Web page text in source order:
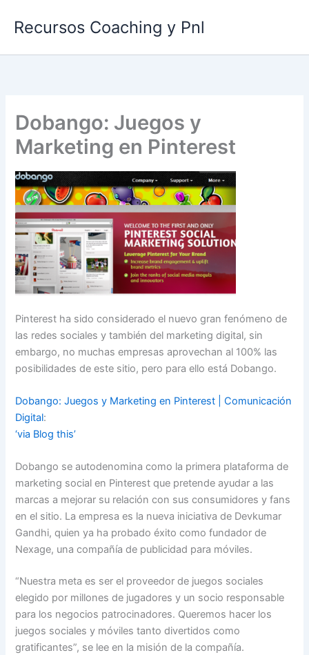
Recursos Coaching y Pnl
Dobango: Juegos y
Marketing en Pinterest
Pinterest ha sido considerado el nuevo gran fenómeno de
las redes sociales y también del marketing digital, sin
embargo, no muchas empresas aprovechan al 100% las
posibilidades de este sitio, pero para ello está Dobango.
Dobango: Juegos y Marketing en Pinterest | Comunicación
Digital:
‘via Blog this’
Dobango se autodenomina como la primera plataforma de
marketing social en Pinterest que pretende ayudar a las
marcas a mejorar su relación con sus consumidores y fans
en el sitio. La empresa es la nueva iniciativa de Devkumar
Gandhi, quien ya ha probado éxito como fundador de
Nexage, una compañía de publicidad para móviles.
“Nuestra meta es ser el proveedor de juegos sociales
elegido por millones de jugadores y un socio responsable
para los negocios patrocinadores. Queremos hacer los
juegos sociales y móviles tanto divertidos como
gratificantes”, se lee en la misión de la compañía.